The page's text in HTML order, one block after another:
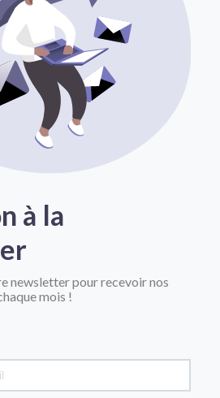
à la
newsletter pour recevoir nos
mois !